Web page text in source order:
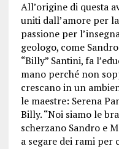
All’origine di questa
uniti dall’amore per
passione per
geologo, come
“Billy” Santini, fa
mano perché non
crescano in un
le maestre: Serena
Billy. “Noi siamo le
scherzano Sandro e
a segare dei rami